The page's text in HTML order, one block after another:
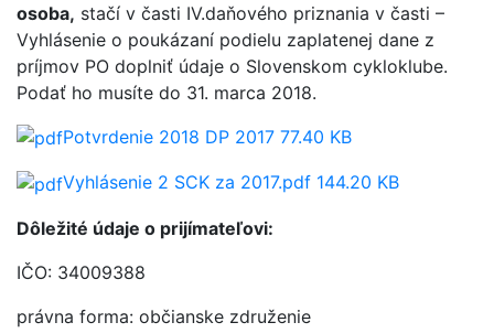
osoba, stačí v časti IV.daňového priznania v časti –
Vyhlásenie o poukázaní podielu zaplatenej dane z
príjmov PO doplniť údaje o Slovenskom cykloklube.
Podať ho musíte do 31. marca 2018.
Potvrdenie 2018 DP 2017 77.40 KB
Vyhlásenie 2 SCK za 2017.pdf 144.20 KB
Dôležité údaje o prijímateľovi:
IČO: 34009388
právna forma: občianske združenie